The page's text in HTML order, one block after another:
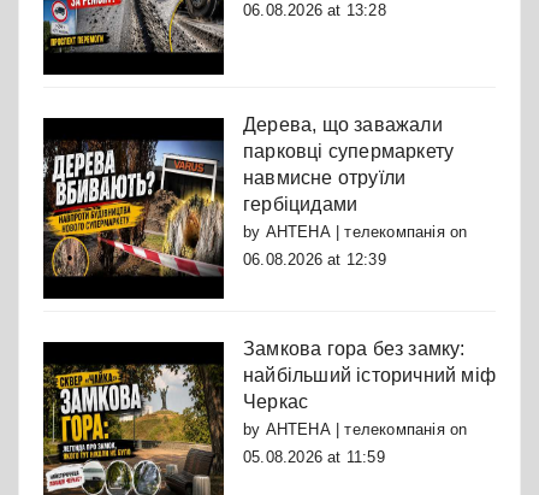
06.08.2026 at 13:28
Дерева, що заважали
парковці супермаркету
навмисне отруїли
гербіцидами
by АНТЕНА | телекомпаніяon
06.08.2026 at 12:39
Замкова гора без замку:
найбільший історичний міф
Черкас
by АНТЕНА | телекомпаніяon
05.08.2026 at 11:59